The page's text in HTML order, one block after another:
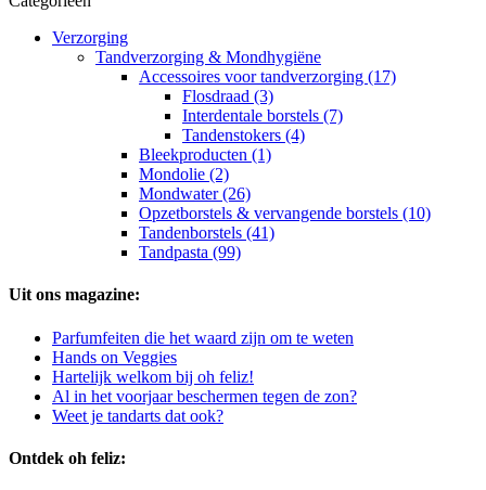
Verzorging
Tandverzorging & Mondhygiëne
Accessoires voor tandverzorging (17)
Flosdraad (3)
Interdentale borstels (7)
Tandenstokers (4)
Bleekproducten (1)
Mondolie (2)
Mondwater (26)
Opzetborstels & vervangende borstels (10)
Tandenborstels (41)
Tandpasta (99)
Uit ons magazine:
Parfumfeiten die het waard zijn om te weten
Hands on Veggies
Hartelijk welkom bij oh feliz!
Al in het voorjaar beschermen tegen de zon?
Weet je tandarts dat ook?
Ontdek oh feliz: